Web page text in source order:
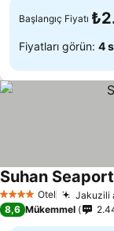
Başlangıç Fiyatı
Fiyatları görün: 4
4 Yıldız Otel Jakuzili
Suhan
8,6 Mükemmel